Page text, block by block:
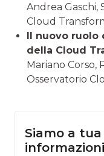
Andrea Gaschi,
Cloud
Il nuovo ruolo
della Cloud
Mariano Corso,
Osservatorio
Siamo a